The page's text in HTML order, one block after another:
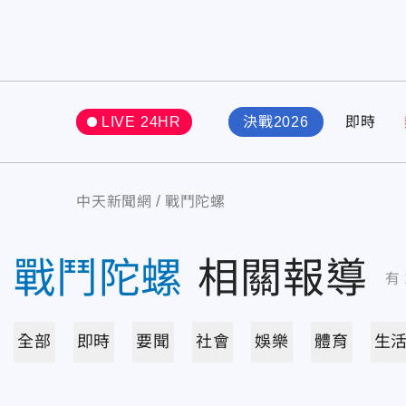
LIVE 24HR 決戰2026 即時
中天新聞網 戰鬥陀螺
戰鬥陀螺 相關報導 有
全部 即時 要聞 社會 娛樂 體育 生